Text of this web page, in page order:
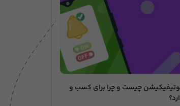
چیست و چرا برای کسب و